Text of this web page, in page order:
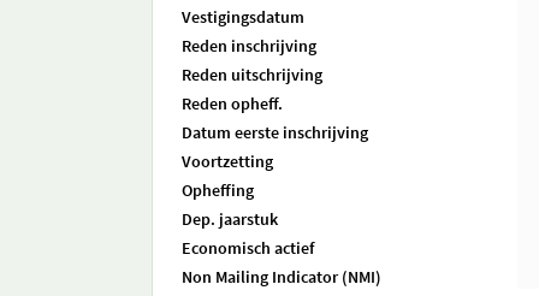
Vestigingsdatum
Reden inschrijving
Reden uitschrijving
Reden opheff.
Datum eerste inschrijving
Voortzetting
Opheffing
Dep. jaarstuk
Economisch actief
Non Mailing Indicator (NMI)